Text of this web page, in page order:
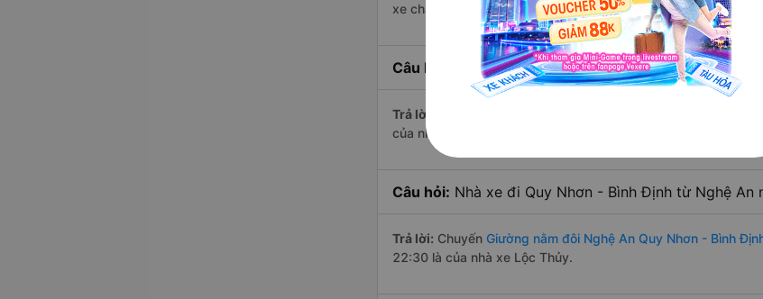
xe chạy có đầy đủ cả ban ngày, buổi trưa, buổi chiều, ban đêm
Câu hỏi: Nhà xe Giường nằm đôi đi Quy Nhơn - Bình
Trả lời:
của nhà xe Lộc Thủy.
Câu hỏi: Nhà xe đi Quy Nhơn - Bình Định từ Nghệ An
Trả lời: Chuyến Giường nằm đôi Nghệ An Quy Nhơn - Bình
22:30 là của nhà xe Lộc Thủy.